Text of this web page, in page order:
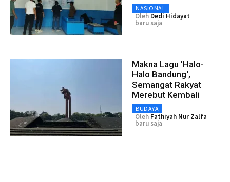
NASIONAL
Oleh Dedi Hidayat
baru saja
Makna Lagu 'Halo-
Halo Bandung',
Semangat Rakyat
Merebut Kembali
BUDAYA
Oleh Fathiyah Nur Zalfa
baru saja